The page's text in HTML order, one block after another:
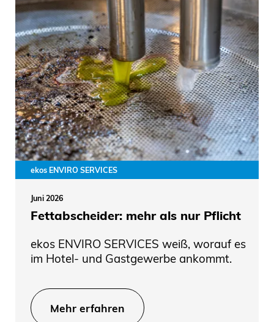
ekos ENVIRO SERVICES
Juni 2026
Fettabscheider: mehr als nur Pflicht
ekos ENVIRO SERVICES weiß, worauf es
im Hotel- und Gastgewerbe ankommt.
Mehr erfahren